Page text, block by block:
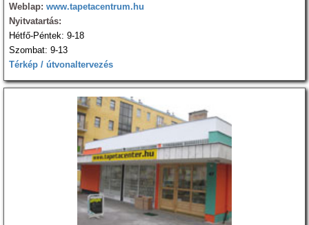
Weblap: www.tapetacentrum.hu
Nyitvatartás:
Hétfő-Péntek: 9-18
Szombat: 9-13
Térkép / útvonaltervezés